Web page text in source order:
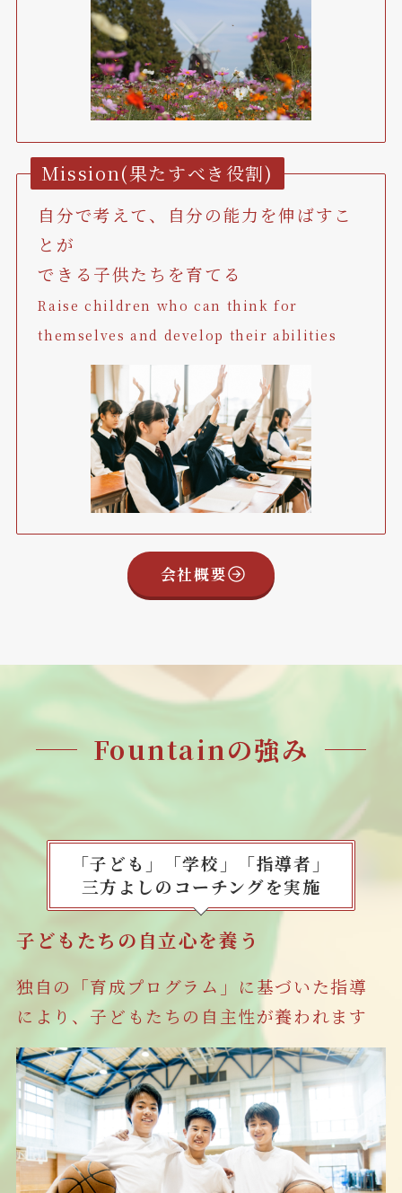
Mission(果たすべき役割)
自分で考えて、自分の能力を伸ばすこ
とが
できる子供たちを育てる
Raise children who can think for
themselves and develop their abilities
会社概要
Fountainの強み
「子ども」「学校」「指導者」
三方よしのコーチングを実施
子どもたちの自立心を養う
独自の「育成プログラム」に基づいた指導
により、子どもたちの自主性が養われます